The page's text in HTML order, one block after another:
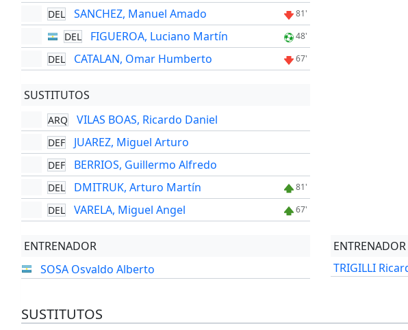
DEL SANCHEZ, Manuel Amado 81'
DEL FIGUEROA, Luciano Martín 48'
DEL CATALAN, Omar Humberto 67'
SUSTITUTOS
ARQ VILAS BOAS, Ricardo Daniel
DEF JUAREZ, Miguel Arturo
DEF BERRIOS, Guillermo Alfredo
DEL DMITRUK, Arturo Martín 81'
DEL VARELA, Miguel Angel 67'
ENTRENADOR
SOSA Osvaldo Alberto
ENTRENADOR
TRIGILLI
SUSTITUTOS